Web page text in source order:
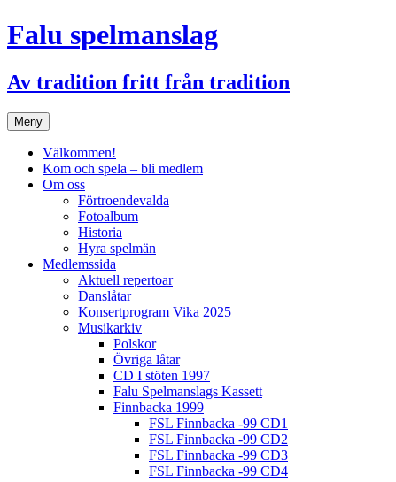
Hoppa
till
Falu spelmanslag
Av tradition fritt från tradition
Meny
Välkommen!
Kom och spela – bli medlem
Om oss
Förtroendevalda
Fotoalbum
Historia
Hyra spelmän
Medlemssida
Aktuell repertoar
Danslåtar
Konsertprogram Vika 2025
Musikarkiv
Polskor
Övriga låtar
CD I stöten 1997
Falu Spelmanslags Kassett
Finnbacka 1999
FSL Finnbacka -99 CD1
FSL Finnbacka -99 CD2
FSL Finnbacka -99 CD3
FSL Finnbacka -99 CD4